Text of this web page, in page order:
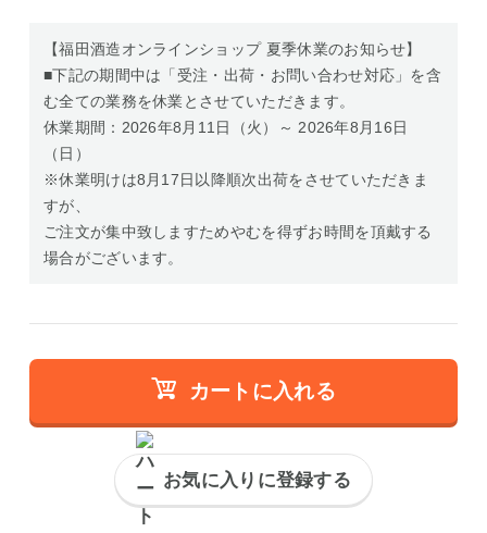
【福田酒造オンラインショップ 夏季休業のお知らせ】
■下記の期間中は「受注・出荷・お問い合わせ対応」を含
む全ての業務を休業とさせていただきます。
休業期間：2026年8月11日（火）～ 2026年8月16日
（日）
※休業明けは8月17日以降順次出荷をさせていただきま
すが、
ご注文が集中致しますためやむを得ずお時間を頂戴する
場合がございます。
カートに入れる
お気に入りに登録する